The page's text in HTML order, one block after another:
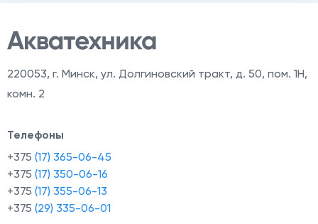
220053, г. Минск, ул. Долгиновский тракт, д. 50, пом. 1Н,
комн. 2
Телефоны
+375 (17) 365-06-45
+375 (17) 350-06-16
+375 (17) 355-06-13
+375 (29) 335-06-01